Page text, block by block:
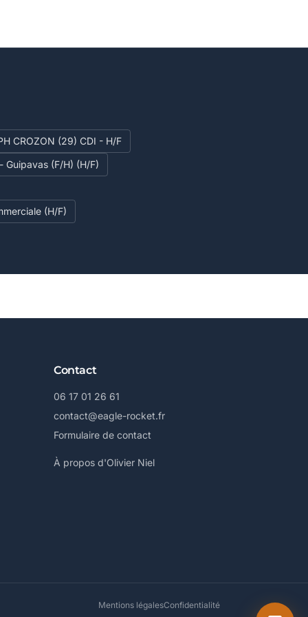
CROZON (29) CDI - H/F
Guipavas (F/H) (H/F)
(H/F)
Contact
06 17 01 26 61
contact@eagle-rocket.fr
Formulaire de contact
À propos d'Olivier Niel
Mentions légalesConfidentialité